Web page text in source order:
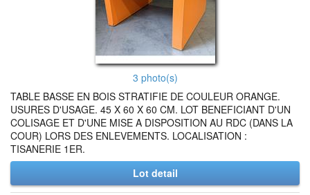
3 photo(s)
TABLE BASSE EN BOIS STRATIFIE DE COULEUR ORANGE.
USURES D'USAGE. 45 X 60 X 60 CM. LOT BENEFICIANT D'UN
COLISAGE ET D'UNE MISE A DISPOSITION AU RDC (DANS LA
COUR) LORS DES ENLEVEMENTS. LOCALISATION :
TISANERIE 1ER.
Lot detail